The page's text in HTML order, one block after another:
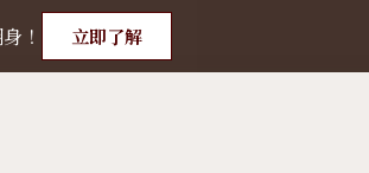
！ 立即了解